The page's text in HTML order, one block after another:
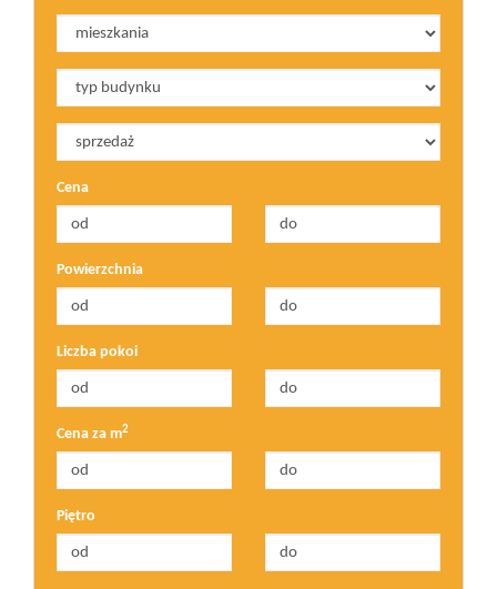
Cena
Powierzchnia
Liczba pokoi
Cena za m2
Piętro